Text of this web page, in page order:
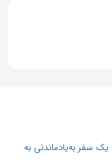
سفر به‌یادماندنی به